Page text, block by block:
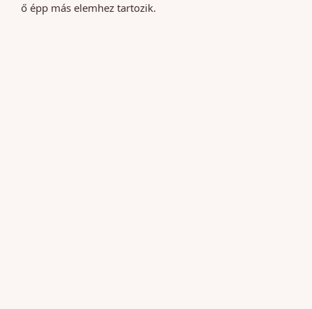
ő épp más elemhez tartozik.